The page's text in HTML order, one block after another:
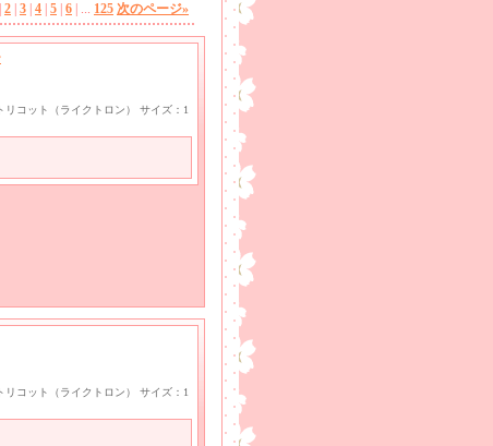
2 3 4 5 6 ... 125 次のページ»
コット（ライクトロン） サイズ：1
コット（ライクトロン） サイズ：1